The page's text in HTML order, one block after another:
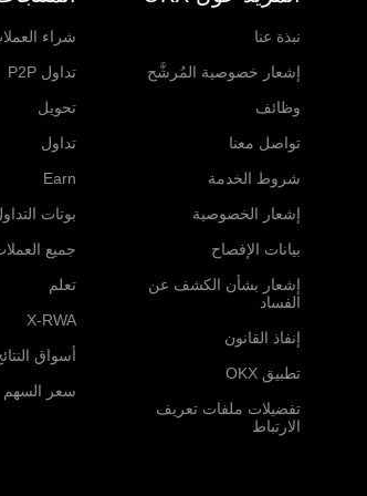
نبذة عنا
إشعار خصوصية المُرشَّح
وظائف
تواصل معنا
شروط الخدمة
إشعار الخصوصية
بيانات الإفصاح
إشعار بشأن الكشف عن
الفساد
إنفاذ القانون
تطبيق OKX
تفضيلات ملفات تعريف
الارتباط
شراء
تداول P2P
تحويل
تداول
Earn
بوتات
جميع
تعلم
X-RWA
أسواق
سعر السهم